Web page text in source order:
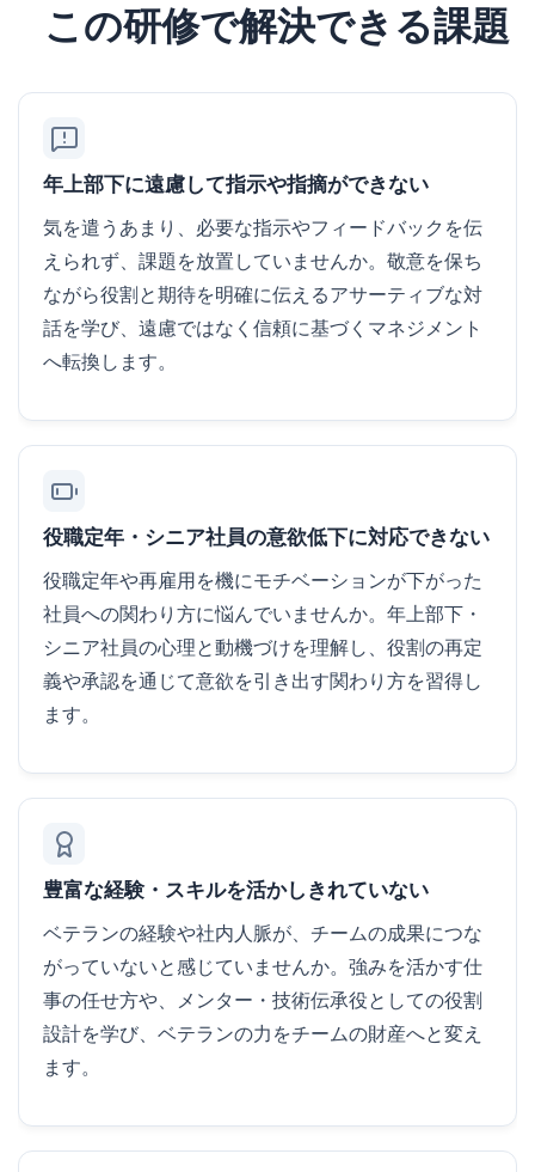
この研修で解決できる課題
年上部下に遠慮して指示や指摘ができない
気を遣うあまり、必要な指示やフィードバックを伝
えられず、課題を放置していませんか。敬意を保ち
ながら役割と期待を明確に伝えるアサーティブな対
話を学び、遠慮ではなく信頼に基づくマネジメント
へ転換します。
役職定年・シニア社員の意欲低下に対応できない
役職定年や再雇用を機にモチベーションが下がった
社員への関わり方に悩んでいませんか。年上部下・
シニア社員の心理と動機づけを理解し、役割の再定
義や承認を通じて意欲を引き出す関わり方を習得し
ます。
豊富な経験・スキルを活かしきれていない
ベテランの経験や社内人脈が、チームの成果につな
がっていないと感じていませんか。強みを活かす仕
事の任せ方や、メンター・技術伝承役としての役割
設計を学び、ベテランの力をチームの財産へと変え
ます。